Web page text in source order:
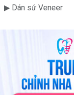
▶ Dán sứ Veneer